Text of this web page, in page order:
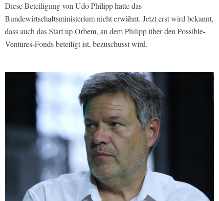
Diese Beteiligung von Udo Philipp hatte das
Bundewirtschaftsministerium nicht erwähnt. Jetzt erst wird bekannt,
dass auch das Start up Orbem, an dem Philipp über den Possible-
Ventures-Fonds beteiligt ist, bezuschusst wird.